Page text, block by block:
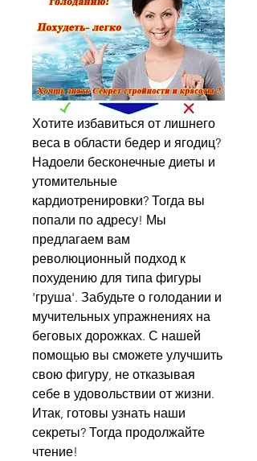
Хотите избавиться от лишнего
веса в области бедер и ягодиц?
Надоели бесконечные диеты и
утомительные
кардиотренировки? Тогда вы
попали по адресу! Мы
предлагаем вам
революционный подход к
похудению для типа фигуры
'груша'. Забудьте о голодании и
мучительных упражнениях на
беговых дорожках. С нашей
помощью вы сможете улучшить
свою фигуру, не отказывая
себе в удовольствии от жизни.
Итак, готовы узнать наши
секреты? Тогда продолжайте
чтение!